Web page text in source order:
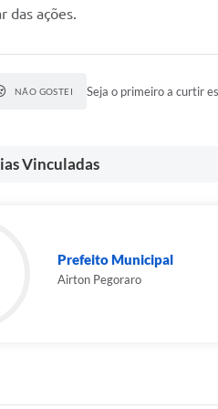
das ações.
NÃO GOSTEI Seja o primeiro a curtir
Vinculadas
Prefeito Municipal
Airton Pegoraro